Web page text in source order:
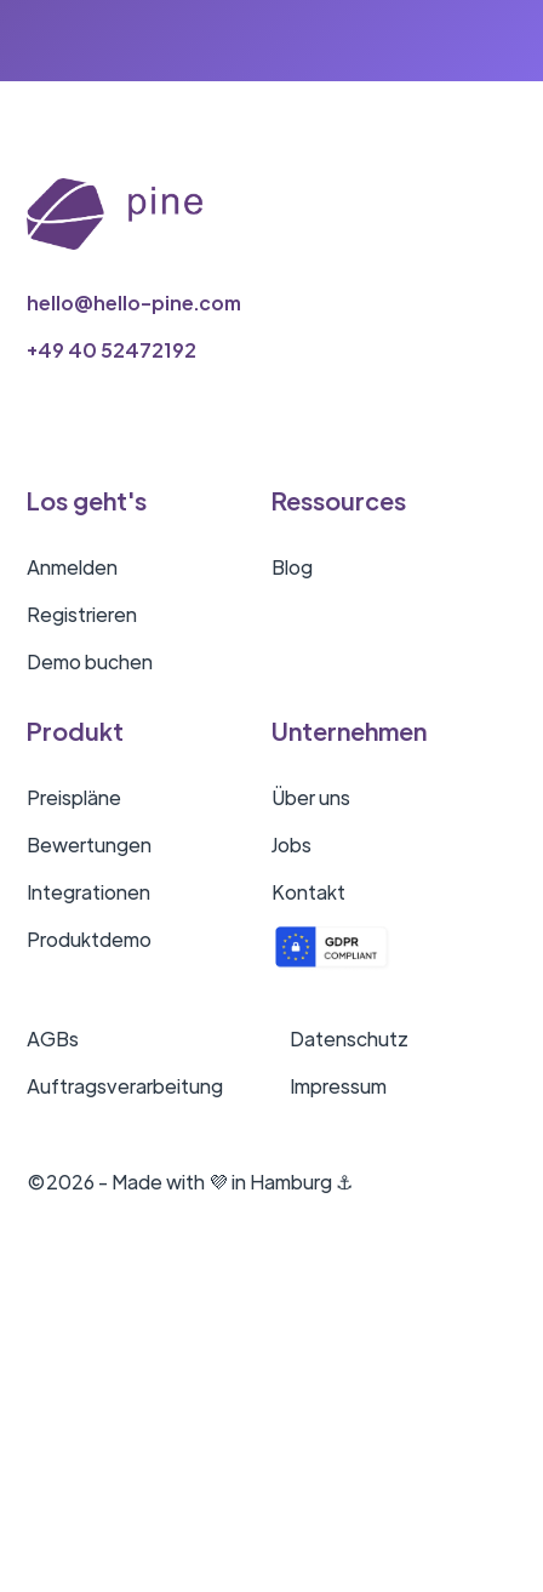
hello@hello-pine.com
‭+49 40 52472192
Los geht's
Anmelden
Registrieren
Demo buchen
Ressources
Blog
Produkt
Preispläne
Bewertungen
Integrationen
Produktdemo
Unternehmen
Über uns
Jobs
Kontakt
©2026 - Made with 💜 in Hamburg ⚓
AGBs
Datenschutz
Auftragsverarbeitung
Impressum